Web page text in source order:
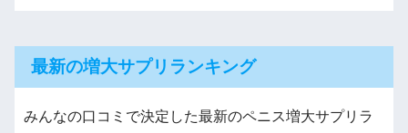
最新の増大サプリランキング
みんなの口コミで決定した最新のペニス増大サプリラ